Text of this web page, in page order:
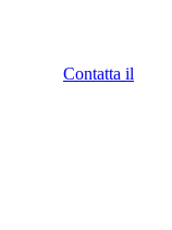
Contatta il